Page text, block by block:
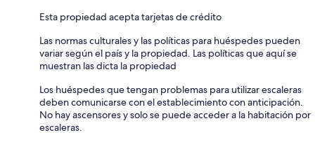
Esta propiedad acepta tarjetas de crédito
Las normas culturales y las políticas para huéspedes pueden
variar según el país y la propiedad. Las políticas que aquí se
muestran las dicta la propiedad
Los huéspedes que tengan problemas para utilizar escaleras
deben comunicarse con el establecimiento con anticipación.
No hay ascensores y solo se puede acceder a la habitación por
escaleras.